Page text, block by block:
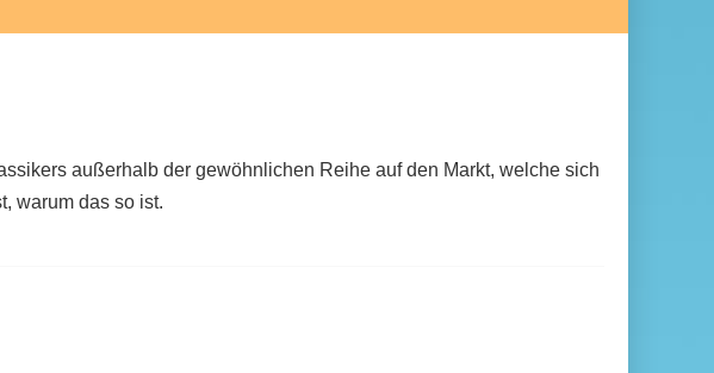
außerhalb der gewöhnlichen Reihe auf den Markt, welche sich
warum das so ist.